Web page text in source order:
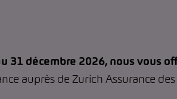
31 décembre 2026, nous vous
auprès de Zurich Assurance